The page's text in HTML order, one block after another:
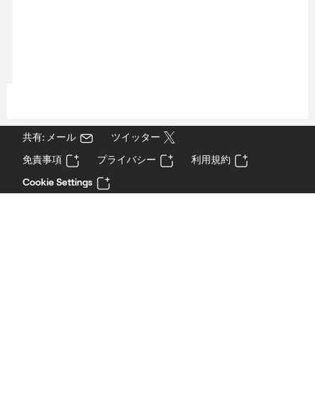
共有: メール
ツイッター
免責事項
プライバシー
利用規約
Cookie Settings